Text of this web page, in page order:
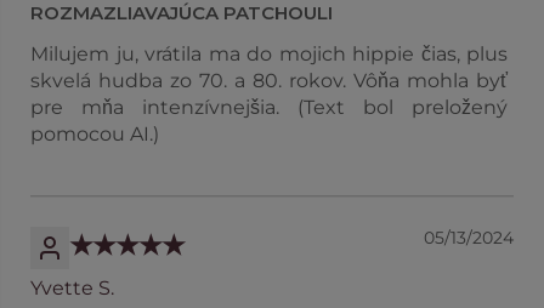
ROZMAZLIAVAJÚCA PATCHOULI
Milujem ju, vrátila ma do mojich hippie čias, plus
skvelá hudba zo 70. a 80. rokov. Vôňa mohla byť
pre mňa intenzívnejšia. (Text bol preložený
pomocou AI.)
05/13/2024
Yvette S.